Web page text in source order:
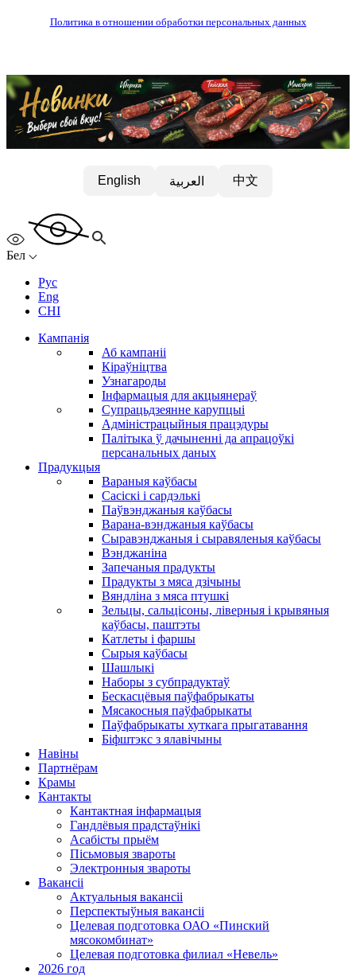
Политика в отношении обработки персональных данных
English العربية 中文
Бел
Рус
Eng
CHI
Кампанія
Аб кампаніі
Кіраўніцтва
Узнагароды
Інфармацыя для акцыянераў
Супрацьдзеянне карупцыі
Адміністрацыйныя працэдуры
Палітыка ў дачыненні да апрацоўкі
персанальных даных
Прадукцыя
Вараныя каўбасы
Сасіскі і сардэлькі
Паўвэнджаныя каўбасы
Варана-вэнджаныя каўбасы
Сыравэнджаныя і сыравяленыя каўбасы
Вэнджаніна
Запечаныя прадукты
Прадукты з мяса дзічыны
Вяндліна з мяса птушкі
Зельцы, сальцісоны, ліверныя і крывяныя
каўбасы, паштэты
Катлеты і фаршы
Сырыя каўбасы
Шашлыкі
Наборы з субпрадуктаў
Бескасцёвыя паўфабрыкаты
Мясакосныя паўфабрыкаты
Паўфабрыкаты хуткага прыгатавання
Біфштэкс з ялавічыны
Навіны
Партнёрам
Крамы
Кантакты
Кантактная інфармацыя
Гандлёвыя прадстаўнікі
Асабісты прыём
Пісьмовыя звароты
Электронныя звароты
Вакансіі
Актуальныя вакансіі
Перспектыўныя вакансіі
Целевая подготовка ОАО «Пинский
мясокомбинат»
Целевая подготовка филиал «Невель»
2026 год